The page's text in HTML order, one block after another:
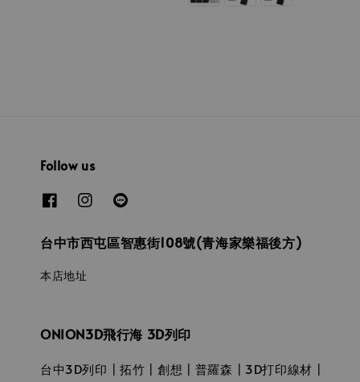
Follow us
台中市西屯區智惠街108號(青海家樂福後方)
本店地址
ONION3D飛行海 3D列印
台中3D列印┃拓竹┃創想┃普羅森┃3D打印線材┃